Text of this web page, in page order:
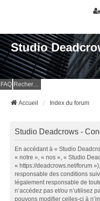
Studio
FAQ Rechercher
Accueil Index du forum
Studio Deadcrows -
En accédant à « Studio
« notre », « nos », « Studio
« https://deadcrows.net/forum
responsable des conditions
légalement responsable de
n’accédez pas et/ou n’utilisez
pouvons modifier celles-ci à